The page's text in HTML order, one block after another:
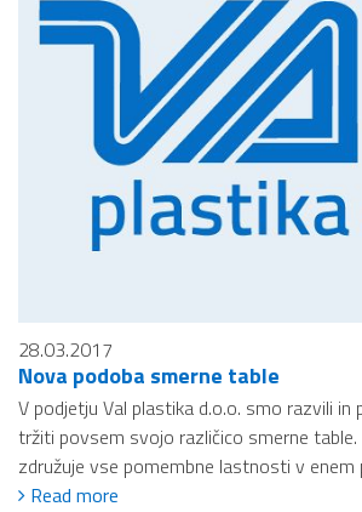
28.03.2017
Nova podoba smerne table
V podjetju Val plastika d.o.o. smo razvili
tržiti povsem svojo različico smerne table.
združuje vse pomembne lastnosti v enem
Read more